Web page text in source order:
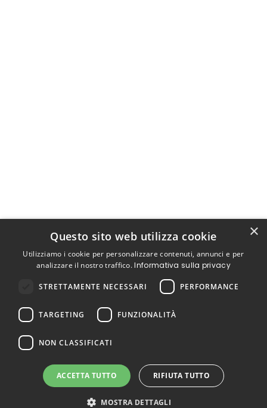
×
Questo sito web utilizza cookie
Utilizziamo i cookie per personalizzare contenuti, annunci e per
analizzare il nostro traffico.Informativa sulla privacy
STRETTAMENTE NECESSARI PERFORMANCE
TARGETING FUNZIONALITÀ
NON CLASSIFICATI
ACCETTA TUTTO RIFIUTA TUTTO
MOSTRA DETTAGLI